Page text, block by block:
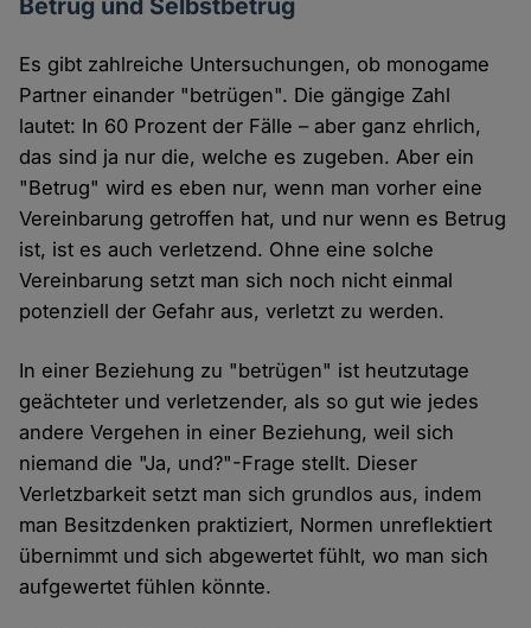
Betrug und Selbstbetrug
Es gibt zahlreiche Untersuchungen, ob monogame
Partner einander "betrügen". Die gängige Zahl
lautet: In 60 Prozent der Fälle – aber ganz ehrlich,
das sind ja nur die, welche es zugeben. Aber ein
"Betrug" wird es eben nur, wenn man vorher eine
Vereinbarung getroffen hat, und nur wenn es Betrug
ist, ist es auch verletzend. Ohne eine solche
Vereinbarung setzt man sich noch nicht einmal
potenziell der Gefahr aus, verletzt zu werden.
In einer Beziehung zu "betrügen" ist heutzutage
geächteter und verletzender, als so gut wie jedes
andere Vergehen in einer Beziehung, weil sich
niemand die "Ja, und?"-Frage stellt. Dieser
Verletzbarkeit setzt man sich grundlos aus, indem
man Besitzdenken praktiziert, Normen unreflektiert
übernimmt und sich abgewertet fühlt, wo man sich
aufgewertet fühlen könnte.